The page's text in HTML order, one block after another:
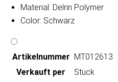
Material: Delrin Polymer
Color: Schwarz
Artikeln‌ummer MT012613
Verkauft per
Stück